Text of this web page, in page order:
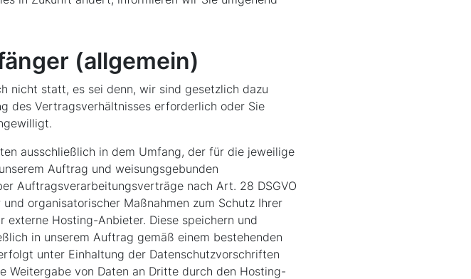
(allgemein)
nicht statt, es sei denn, wir sind gesetzlich dazu
des Vertragsverhältnisses erforderlich oder Sie
ausschließlich in dem Umfang, der für die jeweilige
Auftrag und weisungsgebunden
Auftragsverarbeitungsverträge nach Art. 28 DSGVO
organisatorischer Maßnahmen zum Schutz Ihrer
externe Hosting-Anbieter. Diese speichern und
in unserem Auftrag gemäß einem bestehenden
unter Einhaltung der Datenschutzvorschriften
Weitergabe von Daten an Dritte durch den Hosting-